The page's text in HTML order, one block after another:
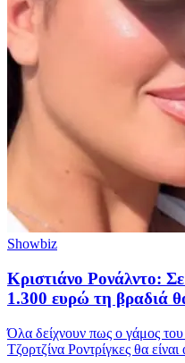
Showbiz
Κριστιάνο Ρονάλντο:
1.300 ευρώ τη βραδιά
Όλα δείχνουν πως ο γάμος
Τζορτζίνα Ροντρίγκες θα είναι